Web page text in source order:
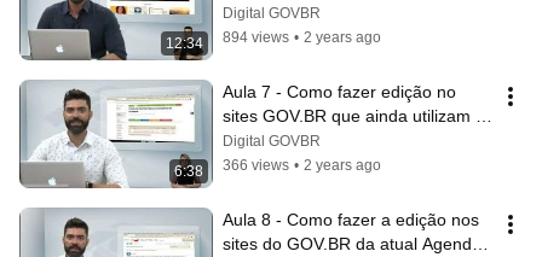
12:34
GOV.BR
Digital GOVBR
894 views • 2 years ago
6:38
Aula 7 - Como fazer edição no
sites GOV.BR que ainda utilizam
versão antiga da Agenda de
autoridades
Digital GOVBR
366 views • 2 years ago
Aula 8 - Como fazer a edição nos
sites do GOV.BR da atual Agenda